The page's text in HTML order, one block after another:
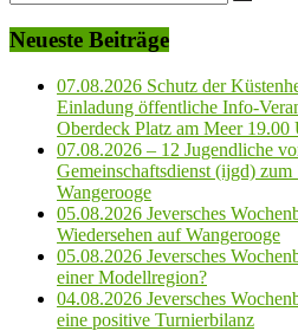
Neueste Beiträge
07.08.2026 Schutz der
Einladung öffentliche Info-
Oberdeck Platz am Meer 19.00
07.08.2026 – 12 Jugendliche
Gemeinschaftsdienst (ijgd)
Wangerooge
05.08.2026 Jeversches
Wiedersehen auf Wangerooge
05.08.2026 Jeversches
einer Modellregion?
04.08.2026 Jeversches
eine positive Turnierbilanz